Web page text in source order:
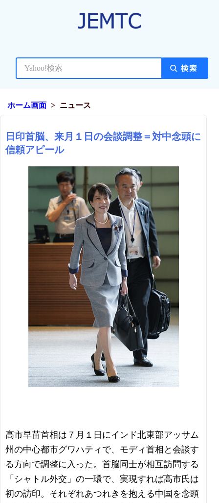
ホーム画面 ニュース
日印首脳、来月１日の会談調整＝対中念頭に
信頼アピール
高市早苗首相は７月１日にインド北東部アッサム
州の中心都市グワハティで、モディ首相と会談す
る方向で調整に入った。首脳同士が相互訪問する
「シャトル外交」の一環で、実現すれば高市氏は
初の訪印。それぞれあつれきを抱える中国を念頭